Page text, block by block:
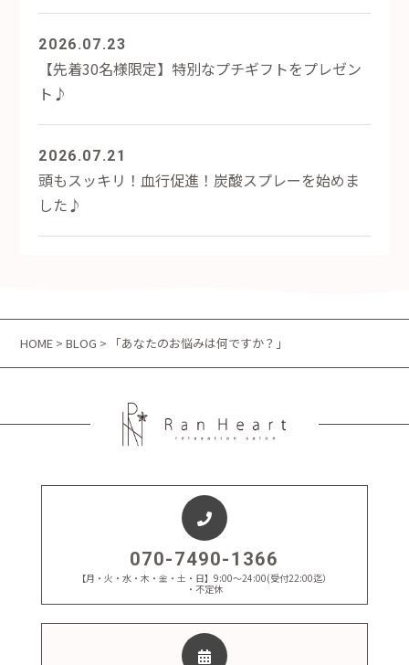
2026.07.23
【先着30名様限定】特別なプチギフトをプレゼン
ト♪
2026.07.21
頭もスッキリ！血行促進！炭酸スプレーを始めま
した♪
HOME >BLOG > 「あなたのお悩みは何ですか？」
070-7490-1366
【月・火・水・木・金・土・日】9:00～24:00(受付22:00迄）
・不定休